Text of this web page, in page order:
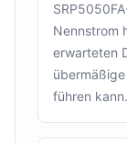
Nennstrom
erwarteten
führen kann.